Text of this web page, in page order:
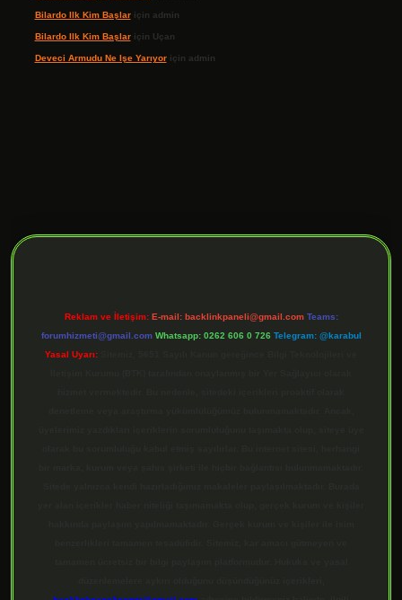
Bilardo Ilk Kim Başlariçin admin
Bilardo Ilk Kim Başlariçin Uçan
Deveci Armudu Ne Işe Yarıyoriçin admin
Reklam ve İletişim: E-mail: backlinkpaneli@gmail.com Teams:
forumhizmeti@gmail.com Whatsapp: 0262 606 0 726 Telegram: @karabul
Yasal Uyarı: